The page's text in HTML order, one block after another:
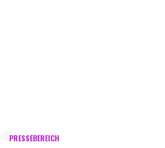
PRESSEBEREICH